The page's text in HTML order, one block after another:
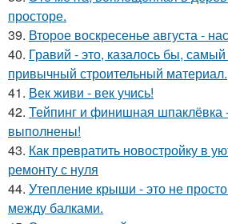
просторе.
39. Второе воскресенье августа -
40. Гравий - это, казалось бы,
привычный строительный материал.
41. Век живи - век учись!
42. Тейпинг и финишная шпаклёвка
выполнены!
43. Как превратить новостройку в
ремонту с нуля
44. Утепление крыши - это не
между балками.